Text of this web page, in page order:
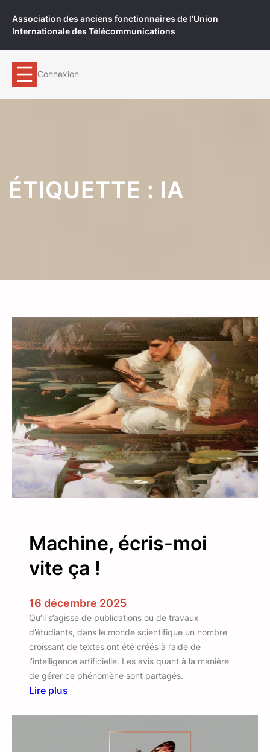
contenu
Association des anciens fonctionnaires de l’Union
Internationale des Télécommunications
Connexion
ÉTIQUETTE : IA
Machine, écris-moi
vite ça !
16 décembre 2025
Qu’il s’agisse de publications ou de travaux
d’étudiants, dans le monde scientifique un nombre
croissant de textes ont été créés à l’aide de
l’intelligence artificielle. Les avis quant à la manière
de gérer ce phénomène sont partagés.
Lire plus